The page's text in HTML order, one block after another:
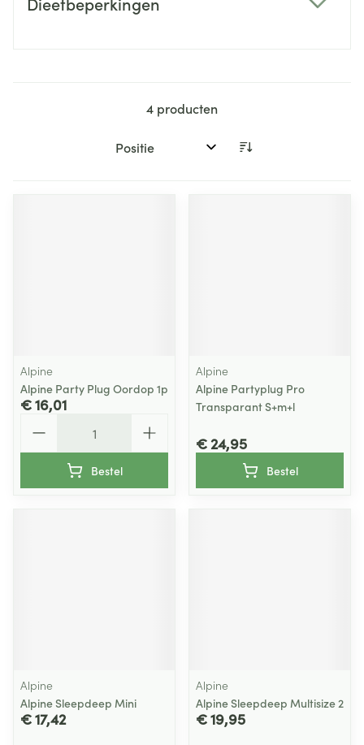
4 producten
Sorteer op:
Alpine
Alpine Party Plug Oordop 1p
€ 16,01
Bestel
Alpine
Alpine Partyplug Pro
Transparant S+m+l
€ 24,95
Bestel
Alpine
Alpine Sleepdeep Mini
€ 17,42
Alpine
Alpine Sleepdeep Multisize 2
€ 19,95